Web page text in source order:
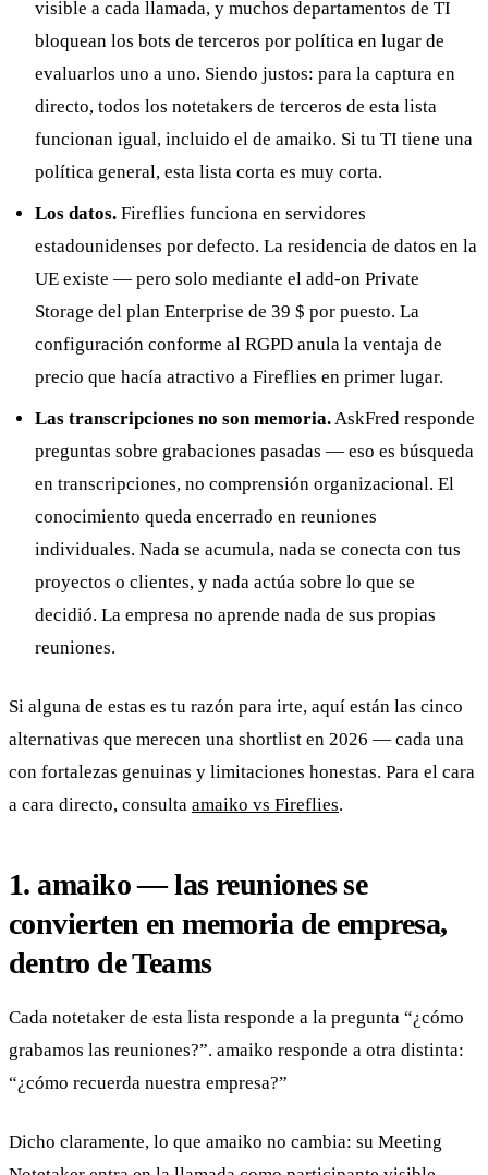
visible a cada llamada, y muchos departamentos de TI
bloquean los bots de terceros por política en lugar de
evaluarlos uno a uno. Siendo justos: para la captura en
directo, todos los notetakers de terceros de esta lista
funcionan igual, incluido el de amaiko. Si tu TI tiene una
política general, esta lista corta es muy corta.
Los datos. Fireflies funciona en servidores
estadounidenses por defecto. La residencia de datos en la
UE existe — pero solo mediante el add-on Private
Storage del plan Enterprise de 39 $ por puesto. La
configuración conforme al RGPD anula la ventaja de
precio que hacía atractivo a Fireflies en primer lugar.
Las transcripciones no son memoria.AskFred responde
preguntas sobre grabaciones pasadas — eso es búsqueda
en transcripciones, no comprensión organizacional. El
conocimiento queda encerrado en reuniones
individuales. Nada se acumula, nada se conecta con tus
proyectos o clientes, y nada actúa sobre lo que se
decidió. La empresa no aprende nada de sus propias
reuniones.
Si alguna de estas es tu razón para irte, aquí están las cinco
alternativas que merecen una shortlist en 2026 — cada una
con fortalezas genuinas y limitaciones honestas. Para el cara
a cara directo, consulta amaiko vs Fireflies.
1. amaiko — las reuniones se
convierten en memoria de empresa,
dentro de Teams
Cada notetaker de esta lista responde a la pregunta “¿cómo
grabamos las reuniones?”. amaiko responde a otra distinta:
“¿cómo recuerda nuestra empresa?”
Dicho claramente, lo que amaiko no cambia: su Meeting